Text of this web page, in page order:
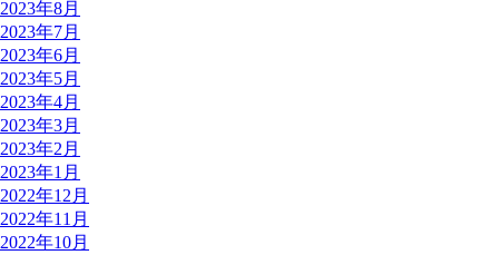
2023年8月
2023年7月
2023年6月
2023年5月
2023年4月
2023年3月
2023年2月
2023年1月
2022年12月
2022年11月
2022年10月